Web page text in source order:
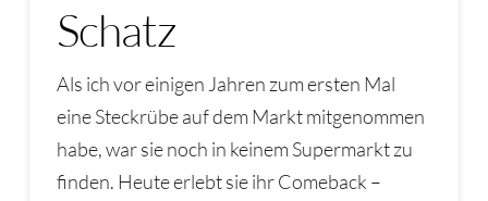
Schatz
Als ich vor einigen Jahren zum ersten Mal
eine Steckrübe auf dem Markt mitgenommen
habe, war sie noch in keinem Supermarkt zu
finden. Heute erlebt sie ihr Comeback –